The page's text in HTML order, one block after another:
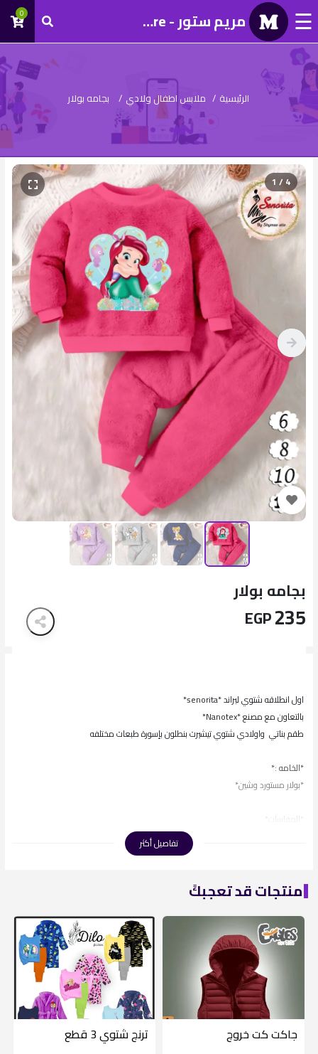
☰ مريم ستور - Mariam Store
تسجيل
دخول
0
الرئيسية / ملابس اطفال ولادي / بجامه بولار
1 / 4
بجامه بولار
235
EGP
اول انطلاقه شتوي لبراند *senorita*
بالتعاون مع مصنع *Nanotex*
طقم بناتي واولادي شتوي تيشيرت بنطلون بإسورة طبعات مختلفه
*الخامه :*
*بولار مستورد وشين*
*المقاسات*
12
تفاصيل أكثر
منتجات قد تعجبكً
جاكت كت خروج ترنج شتوي 3 قطع